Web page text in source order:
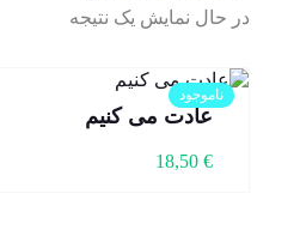
در حال نمایش یک نتیجه
ناموجود
عادت می کنیم
18,50 €